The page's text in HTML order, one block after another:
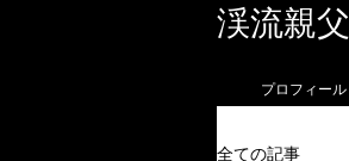
渓流親父
プロフィール
全ての記事